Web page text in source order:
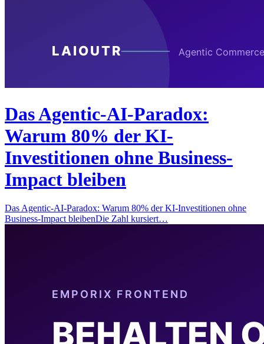
Das Agentic-AI-Paradox:
Warum 80% der KI-
Investitionen ohne Business-
Impact bleiben
Das Agentic-AI-Paradox: Warum 80% der KI-Investitionen ohne
Business-Impact bleibenDie Zahl kursiert…